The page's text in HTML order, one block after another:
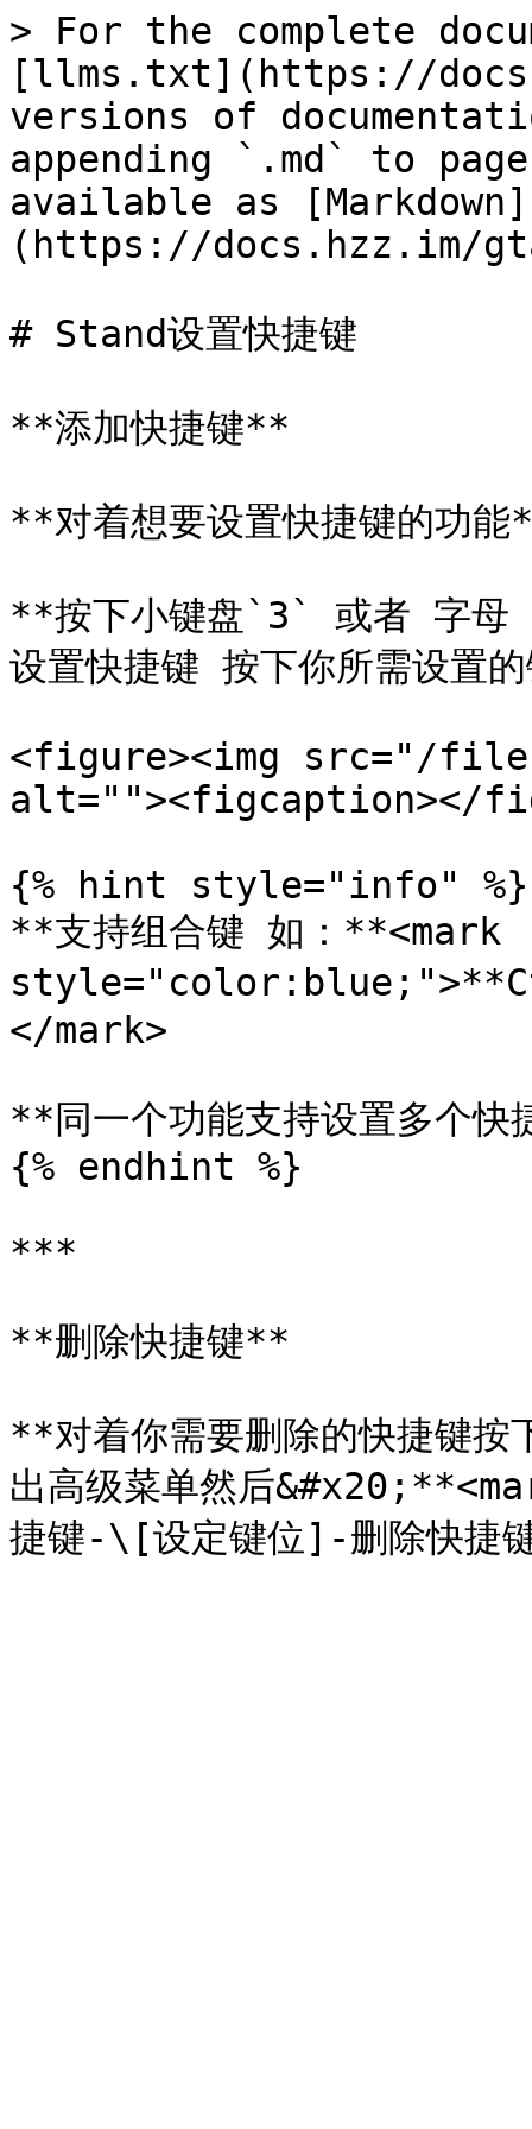
> For the complete
[llms.txt](https://
versions of
appending `.md` to
available as [Markdown]
(https://docs.hzz.im/
# Stand设置快捷键
**添加快捷键**
**对着想要设置快捷键的功
**按下小键盘`3` 或者 字母
设置快捷键 按下你所需设置
<figure><img src="/
alt=""><figcaption></
{% hint style="info" %}
**支持组合键 如：**<mark
</mark>
**同一个功能支持设置多个快
{% endhint %}
***
**删除快捷键**
**对着你需要删除的快捷键
出高级菜单然后